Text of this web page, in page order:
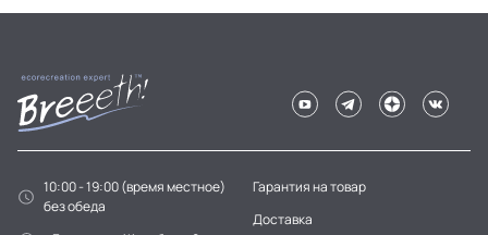
10:00 - 19:00 (время местное)
без обеда
Гарантия на товар
Доставка